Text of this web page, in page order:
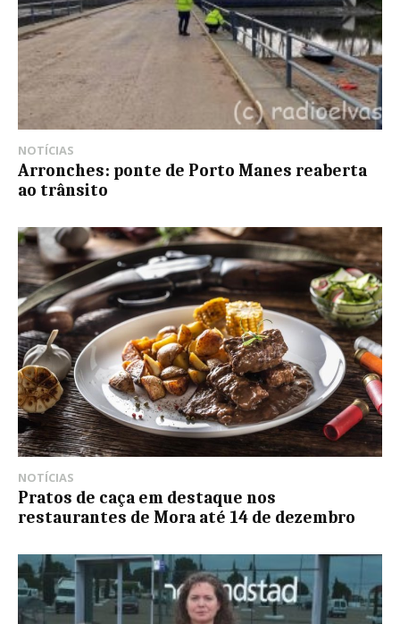
NOTÍCIAS
Arronches: ponte de Porto Manes reaberta
ao trânsito
NOTÍCIAS
Pratos de caça em destaque nos
restaurantes de Mora até 14 de dezembro